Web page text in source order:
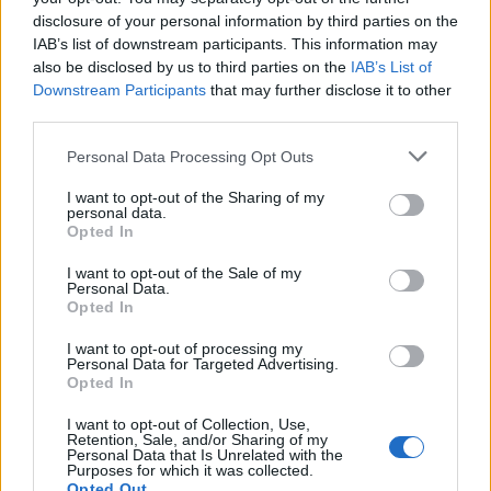
disclosure of your personal information by third parties on the
IAB’s list of downstream participants. This information may
also be disclosed by us to third parties on the IAB’s List of
Downstream Participants that may further disclose it to other
Personal Data Processing Opt Outs
I want to opt-out of the Sharing of my
personal data.
Opted In
I want to opt-out of the Sale of my
Personal Data.
Opted In
I want to opt-out of processing my
Personal Data for Targeted Advertising.
Opted In
I want to opt-out of Collection, Use,
Retention, Sale, and/or Sharing of my
Personal Data that Is Unrelated with the
Purposes for which it was collected.
Ελλάδα
Ώρα να μπερδευτούμε ξανά: Γυρίζουμε τα
ρολόγια μία ώρα πίσω γιατί… έτσι συνηθίσαμε
16.10.25